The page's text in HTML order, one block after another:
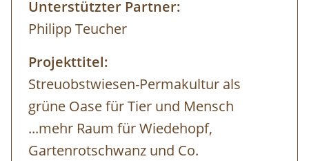
Unterstützter Partner:
Philipp Teucher
Projekttitel:
Streuobstwiesen-Permakultur als
grüne Oase für Tier und Mensch
...mehr Raum für Wiedehopf,
Gartenrotschwanz und Co.